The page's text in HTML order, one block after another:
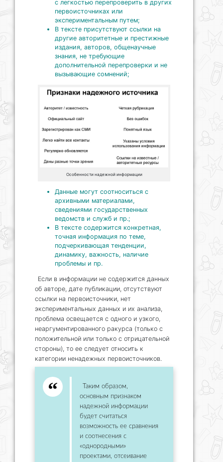
с легкостью перепроверить в других
первоисточниках или
экспериментальным путем;
В тексте присутствуют ссылки на
другие авторитетные и престижные
издания, авторов, общенаучные
знания, не требующие
дополнительной перепроверки и не
вызывающие сомнений;
Особенности надежной информации
Данные могут соотноситься с
архивными материалами,
сведениями государственных
ведомств и служб и пр.;
В тексте содержится конкретная,
точная информация по теме,
подчеркивающая тенденции,
динамику, важность, наличие
проблемы и пр.
Если в информации не содержится данных
об авторе, дате публикации, отсутствуют
ссылки на первоисточники, нет
экспериментальных данных и их анализа,
проблема освещается с одного и узкого,
неаргументированного ракурса (только с
положительной или только с отрицательной
стороны), то ее следует относить к
категории ненадежных первоисточников.
Таким образом,
основным признаком
надежной информации
будет считаться
возможность ее сравнения
и соотнесения с
«однородными»
проектами, отсеивание